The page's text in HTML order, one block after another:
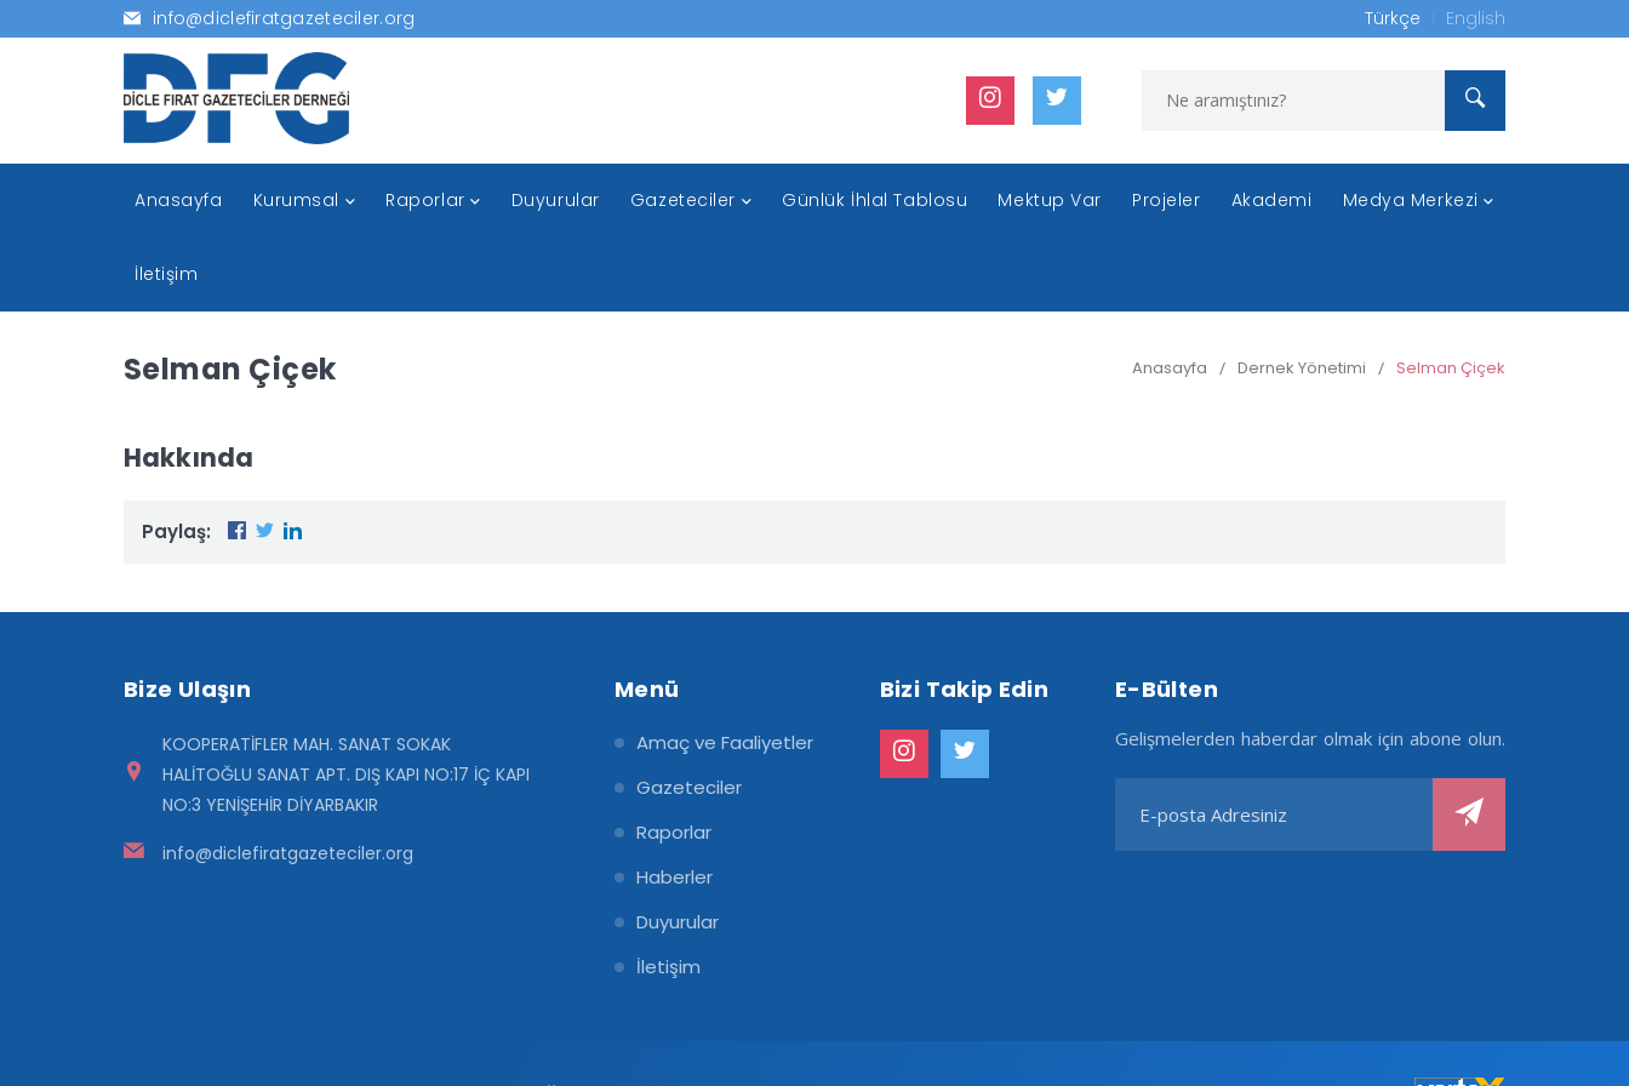
info@diclefiratgazeteciler.org Türkçe English
Anasayfa Kurumsal Raporlar Duyurular Gazeteciler Günlük İhlal Tablosu Mektup Var Projeler Akademi Medya Merkezi
İletişim
Selman Çiçek Anasayfa / Dernek Yönetimi / Selman Çiçek
Hakkında
Paylaş:
Bize Ulaşın
KOOPERATİFLER MAH. SANAT SOKAK
HALİTOĞLU SANAT APT. DIŞ KAPI NO:17 İÇ KAPI
NO:3 YENİŞEHİR DİYARBAKIR
info@diclefiratgazeteciler.org
Menü
Amaç ve Faaliyetler
Gazeteciler
Raporlar
Haberler
Duyurular
İletişim
Bizi Takip Edin E-Bülten
Gelişmelerden haberdar olmak için abone olun.